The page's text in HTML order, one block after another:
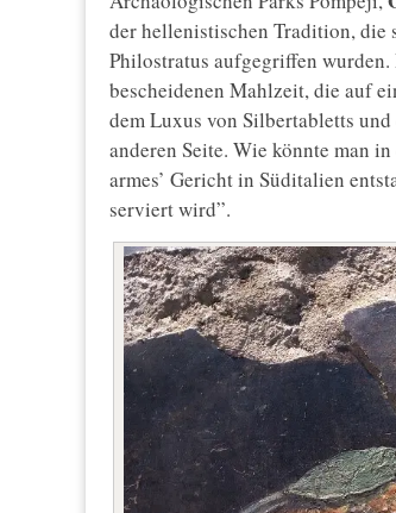
der hellenistischen Tradition,
Philostratus aufgegriffen
bescheidenen Mahlzeit, die auf
dem Luxus von Silbertabletts
anderen Seite. Wie könnte man
armes’ Gericht in Süditalien
serviert wird”.